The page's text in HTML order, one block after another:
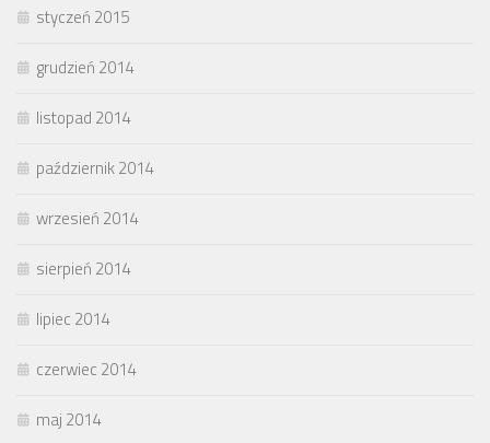
styczeń 2015
grudzień 2014
listopad 2014
październik 2014
wrzesień 2014
sierpień 2014
lipiec 2014
czerwiec 2014
maj 2014